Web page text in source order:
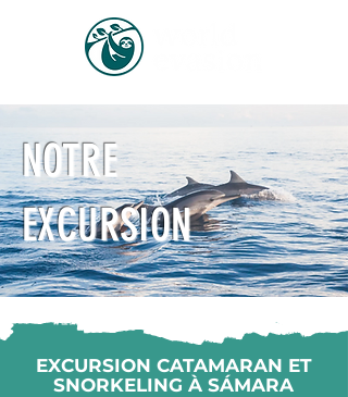
NOTRE
EXCURSION
EXCURSION CATAMARAN ET
SNORKELING À SÁMARA